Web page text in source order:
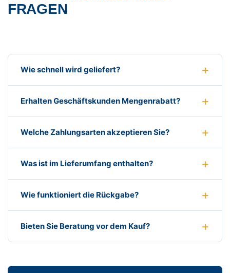
FRAGEN
Wie schnell wird geliefert?
Erhalten Geschäftskunden Mengenrabatt?
Welche Zahlungsarten akzeptieren Sie?
Was ist im Lieferumfang enthalten?
Wie funktioniert die Rückgabe?
Bieten Sie Beratung vor dem Kauf?